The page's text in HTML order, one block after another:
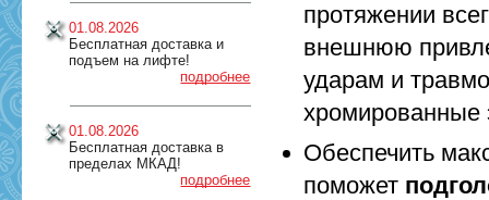
01.08.2026
Бесплатная доставка и
подъем на лифте!
подробнее
01.08.2026
Бесплатная доставка в
пределах МКАД!
подробнее
протяжении
внешнюю
ударам и
хромированные
Обеспечить
поможет